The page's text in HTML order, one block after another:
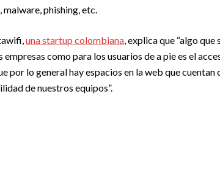
phishing, etc.
una startup colombiana, explica que “algo
como para los usuarios de a pie es el
por lo general hay espacios en la web que cuentan
de nuestros equipos”.